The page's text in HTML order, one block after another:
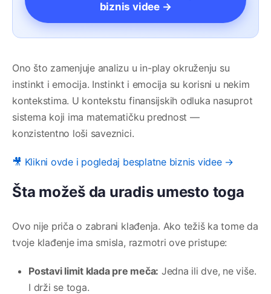
biznis videe →
Ono što zamenjuje analizu u in-play okruženju su
instinkt i emocija. Instinkt i emocija su korisni u nekim
kontekstima. U kontekstu finansijskih odluka nasuprot
sistema koji ima matematičku prednost —
konzistentno loši saveznici.
🎥 Klikni ovde i pogledaj besplatne biznis videe →
Šta možeš da uradis umesto toga
Ovo nije priča o zabrani klađenja. Ako težiš ka tome da
tvoje klađenje ima smisla, razmotri ove pristupe:
Postavi limit klada pre meča: Jedna ili dve, ne više.
I drži se toga.